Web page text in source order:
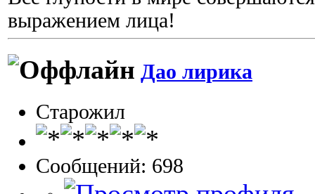
выражением лица!
Дао лирика
Старожил
Сообщений: 698